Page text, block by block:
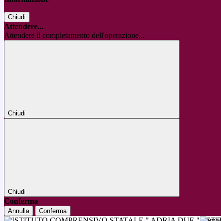
Chiudi
Attendere...
Attendere il completamento dell'operazione...
Chiudi
Chiudi
Conferma
Annulla Conferma